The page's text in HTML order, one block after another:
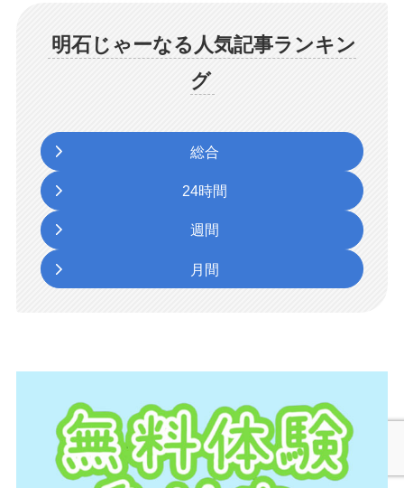
明石じゃーなる人気記事ランキン
グ
総合
24時間
週間
月間